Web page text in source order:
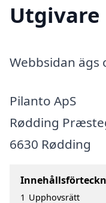
Utgivare
Webbsidan ägs
Pilanto ApS
Rødding
6630 Rødding
1 Upphovsrätt